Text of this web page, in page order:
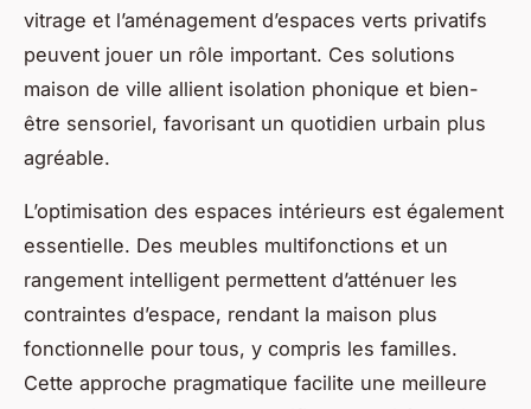
vitrage et l’aménagement d’espaces verts privatifs
peuvent jouer un rôle important. Ces solutions
maison de ville allient isolation phonique et bien-
être sensoriel, favorisant un quotidien urbain plus
agréable.
L’optimisation des espaces intérieurs est également
essentielle. Des meubles multifonctions et un
rangement intelligent permettent d’atténuer les
contraintes d’espace, rendant la maison plus
fonctionnelle pour tous, y compris les familles.
Cette approche pragmatique facilite une meilleure